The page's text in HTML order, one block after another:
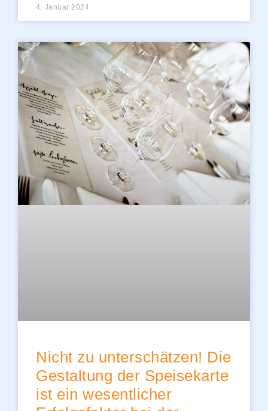
4. Januar 2024
Nicht zu unterschätzen! Die
Gestaltung der Speisekarte
ist ein wesentlicher